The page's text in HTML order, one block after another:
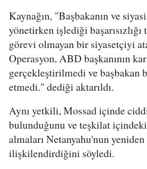
Kaynağın, "Başbakanın ve
yönetirken işlediği
görevi olmayan bir siyasetçiyi
Operasyon, ABD başkanının
gerçekleştirilmedi ve başbakan
etmedi." dediği aktarıldı.
Aynı yetkili, Mossad içinde
bulunduğunu ve teşkilat
almaları Netanyahu'nun
ilişkilendirdiğini söyledi.